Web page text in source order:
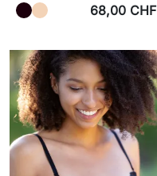
68,00 CHF